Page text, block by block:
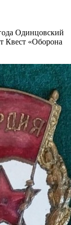
Одинцовский
Квест «Оборона